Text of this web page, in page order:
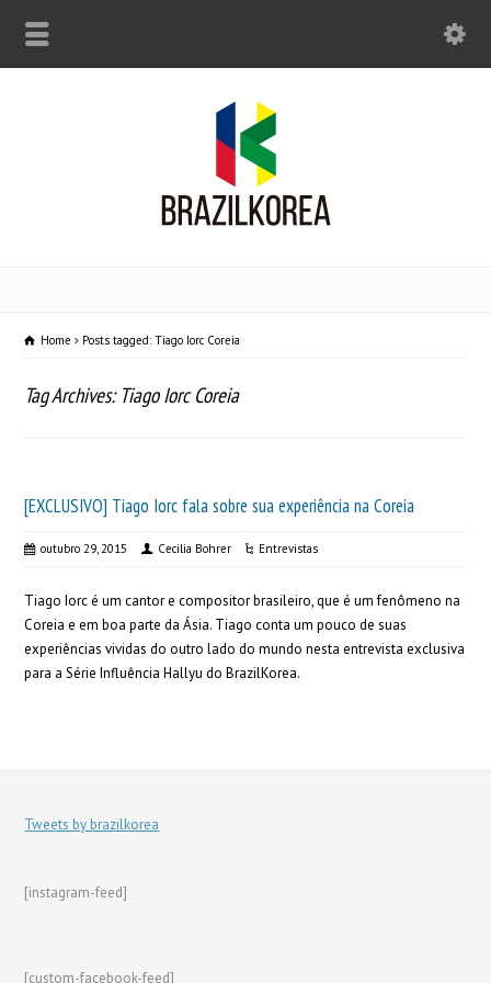
Home Posts tagged: Tiago Iorc Coreia
Tag Archives: Tiago Iorc Coreia
[EXCLUSIVO] Tiago Iorc fala sobre sua experiência na Coreia
outubro 29, 2015 Cecilia Bohrer Entrevistas
Tiago Iorc é um cantor e compositor brasileiro, que é um fenômeno na
Coreia e em boa parte da Ásia. Tiago conta um pouco de suas
experiências vividas do outro lado do mundo nesta entrevista exclusiva
para a Série Influência Hallyu do BrazilKorea.
Tweets by brazilkorea
[instagram-feed]
[custom-facebook-feed]